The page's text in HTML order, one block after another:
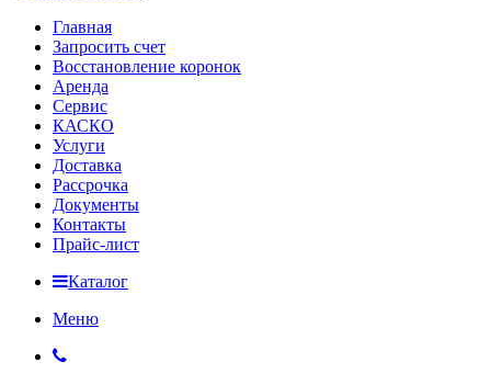
Главная
Запросить счет
Восстановление коронок
Аренда
Сервис
КАСКО
Услуги
Доставка
Рассрочка
Документы
Контакты
Прайс-лист
Каталог
Меню